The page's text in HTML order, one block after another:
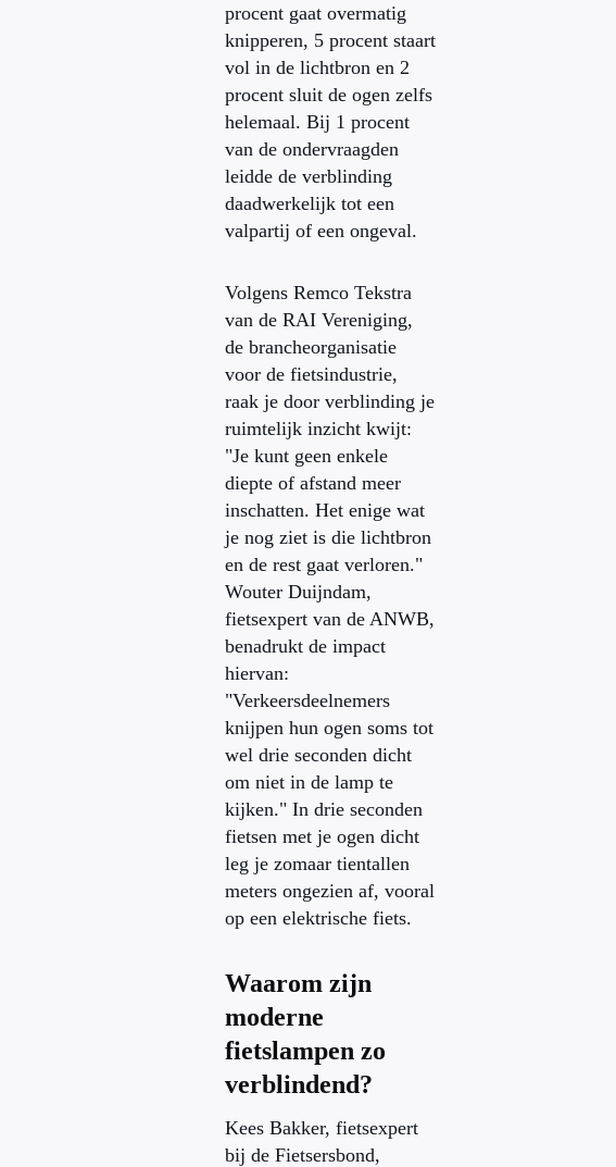
procent gaat overmatig
knipperen, 5 procent staart
vol in de lichtbron en 2
procent sluit de ogen zelfs
helemaal. Bij 1 procent
van de ondervraagden
leidde de verblinding
daadwerkelijk tot een
valpartij of een ongeval.
Volgens Remco Tekstra
van de RAI Vereniging,
de brancheorganisatie
voor de fietsindustrie,
raak je door verblinding je
ruimtelijk inzicht kwijt:
"Je kunt geen enkele
diepte of afstand meer
inschatten. Het enige wat
je nog ziet is die lichtbron
en de rest gaat verloren."
Wouter Duijndam,
fietsexpert van de ANWB,
benadrukt de impact
hiervan:
"Verkeersdeelnemers
knijpen hun ogen soms tot
wel drie seconden dicht
om niet in de lamp te
kijken." In drie seconden
fietsen met je ogen dicht
leg je zomaar tientallen
meters ongezien af, vooral
op een elektrische fiets.
Waarom zijn
moderne
fietslampen zo
verblindend?
Kees Bakker, fietsexpert
bij de Fietsersbond,